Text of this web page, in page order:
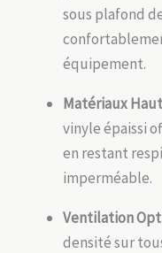
sous plafond
équipement.
Matériaux
vinyle épaissi
en restant
imperméable.
Ventilation
densité sur